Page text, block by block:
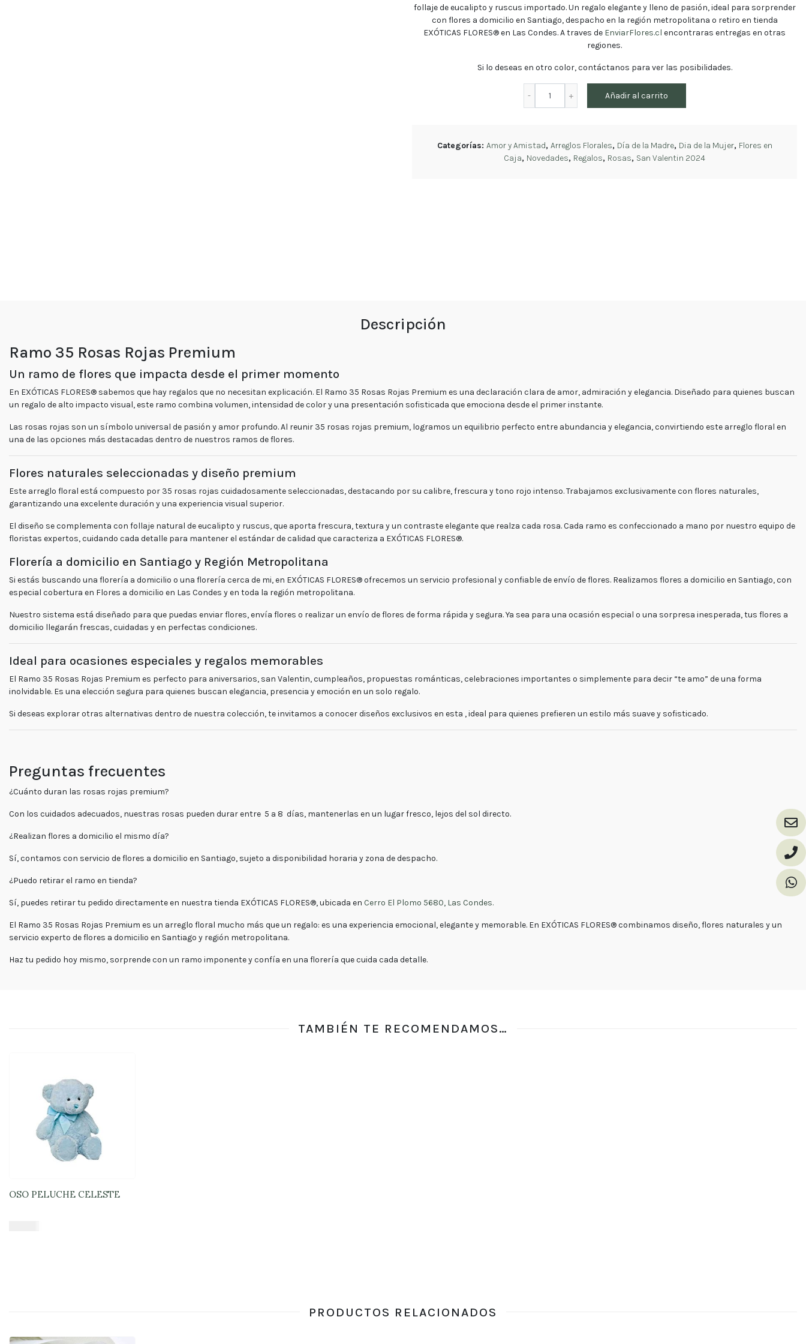
Regalos
Rosas
Orquídeas
y
Sigue
pedido
Contacto
Flores
Contáctanos
WhatsApp
Lunes
viernes
semana
follaje de eucalipto y ruscus importado. Un regalo elegante y lleno de pasión, ideal para sorprender
con flores a domicilio en Santiago, despacho en la región metropolitana o retiro en tienda
EXÓTICAS FLORES®en Las Condes. A traves de EnviarFlores.cl encontraras entregas en otras
regiones.
Si lo deseas en otro color, contáctanos para ver las posibilidades.
35
cantidad
Añadir al carrito
Categorías: Amor y Amistad, Arreglos Florales, Día de la Madre, Dia de la Mujer, Flores en
Caja, Novedades, Regalos, Rosas, San Valentin 2024
Descripción
Ramo 35 Rosas Rojas Premium
Un ramo de flores que impacta desde el primer momento
En EXÓTICAS FLORES® sabemos que hay regalos que no necesitan explicación. El Ramo 35 Rosas Rojas Premium es una declaración clara de amor, admiración y elegancia. Diseñado para quienes buscan
un regalo de alto impacto visual, este ramo combina volumen, intensidad de color y una presentación sofisticada que emociona desde el primer instante.
Las rosas rojas son un símbolo universal de pasión y amor profundo. Al reunir 35 rosas rojas premium, logramos un equilibrio perfecto entre abundancia y elegancia, convirtiendo este arreglo floral en
una de las opciones más destacadas dentro de nuestros ramos de flores.
Flores naturales seleccionadas y diseño premium
Este arreglo floral está compuesto por 35 rosas rojas cuidadosamente seleccionadas, destacando por su calibre, frescura y tono rojo intenso. Trabajamos exclusivamente con flores naturales,
garantizando una excelente duración y una experiencia visual superior.
El diseño se complementa con follaje natural de eucalipto y ruscus, que aporta frescura, textura y un contraste elegante que realza cada rosa. Cada ramo es confeccionado a mano por nuestro equipo de
floristas expertos, cuidando cada detalle para mantener el estándar de calidad que caracteriza a EXÓTICAS FLORES®.
Florería a domicilio en Santiago y Región Metropolitana
Si estás buscando una florería a domicilio o una florería cerca de mi, en EXÓTICAS FLORES®ofrecemos un servicio profesional y confiable deenvío de flores. Realizamos flores a domicilio en Santiago, con
especial cobertura en Flores a domicilio en Las Condes y en toda la región metropolitana.
Nuestro sistema está diseñado para que puedas enviar flores,envía flores o realizar un envío de flores de forma rápida y segura. Ya sea para una ocasión especial o una sorpresa inesperada, tus flores a
domicilio llegarán frescas, cuidadas y en perfectas condiciones.
Ideal para ocasiones especiales y regalos memorables
El Ramo 35 Rosas Rojas Premium es perfecto para aniversarios, san Valentin, cumpleaños, propuestas románticas, celebraciones importantes o simplemente para decir “te amo” de una forma
inolvidable. Es una elección segura para quienes buscan elegancia, presencia y emoción en un solo regalo.
Si deseas explorar otras alternativas dentro de nuestra colección, te invitamos a conocer diseños exclusivos en esta , ideal para quienes prefieren un estilo más suave y sofisticado.
Preguntas frecuentes
¿Cuánto duran las rosas rojas premium?
Con los cuidados adecuados, nuestras rosas pueden durar entre 5 a 8 días, mantenerlas en un lugar fresco, lejos del sol directo.
¿Realizan flores a domicilio el mismo día?
Sí, contamos con servicio deflores a domicilio en Santiago, sujeto a disponibilidad horaria y zona de despacho.
¿Puedo retirar el ramo en tienda?
Sí, puedes retirar tu pedido directamente en nuestra tienda EXÓTICAS FLORES®, ubicada en Cerro El Plomo 5680, Las Condes.
El Ramo 35 Rosas Rojas Premium es un arreglo floral mucho más que un regalo: es una experiencia emocional, elegante y memorable. En EXÓTICAS FLORES®combinamos diseño,flores naturales y un
servicio experto deflores a domicilio en Santiago y región metropolitana.
Haz tu pedido hoy mismo, sorprende con un ramo imponente y confía en una florería que cuida cada detalle.
TAMBIÉN TE RECOMENDAMOS…
OSO PELUCHE CELESTE
PRODUCTOS RELACIONADOS